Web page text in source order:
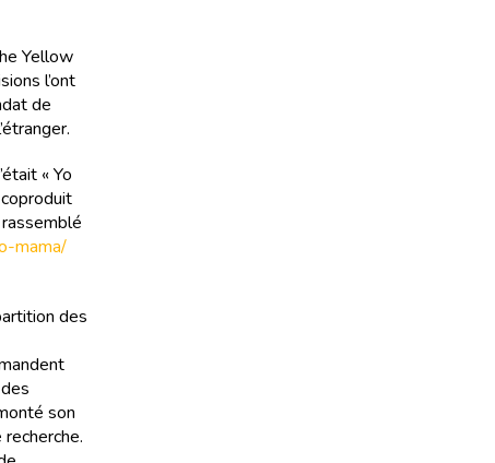
Yellow
l’ont
de
« Yo
mama/
des
son